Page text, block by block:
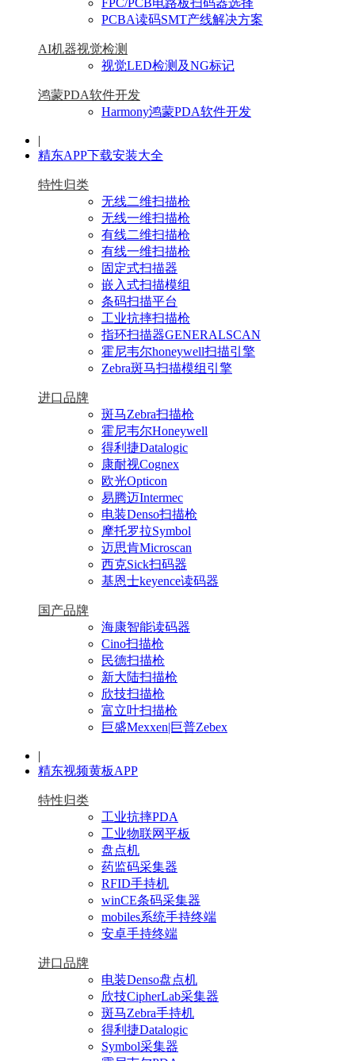
PCBA读码SMT产线解决方案
AI机器视觉检测
视觉LED检测及NG标记
鸿蒙PDA软件开发
Harmony鸿蒙PDA软件开发
|
精东APP下载安装大全
特性归类
无线二维扫描枪
无线一维扫描枪
有线二维扫描枪
有线一维扫描枪
固定式扫描器
嵌入式扫描模组
条码扫描平台
工业抗摔扫描枪
指环扫描器GENERALSCAN
霍尼韦尔honeywell扫描引擎
Zebra斑马扫描模组引擎
进口品牌
斑马Zebra扫描枪
霍尼韦尔Honeywell
得利捷Datalogic
康耐视Cognex
欧光Opticon
易腾迈Intermec
电装Denso扫描枪
摩托罗拉Symbol
迈思肯Microscan
西克Sick扫码器
基恩士keyence读码器
国产品牌
海康智能读码器
Cino扫描枪
民德扫描枪
新大陆扫描枪
欣技扫描枪
富立叶扫描枪
巨盛Mexxen|巨普Zebex
|
精东视频黄板APP
特性归类
工业抗摔PDA
工业物联网平板
盘点机
药监码采集器
RFID手持机
winCE条码采集器
mobiles系统手持终端
安卓手持终端
进口品牌
电装Denso盘点机
欣技CipherLab采集器
斑马Zebra手持机
得利捷Datalogic
Symbol采集器